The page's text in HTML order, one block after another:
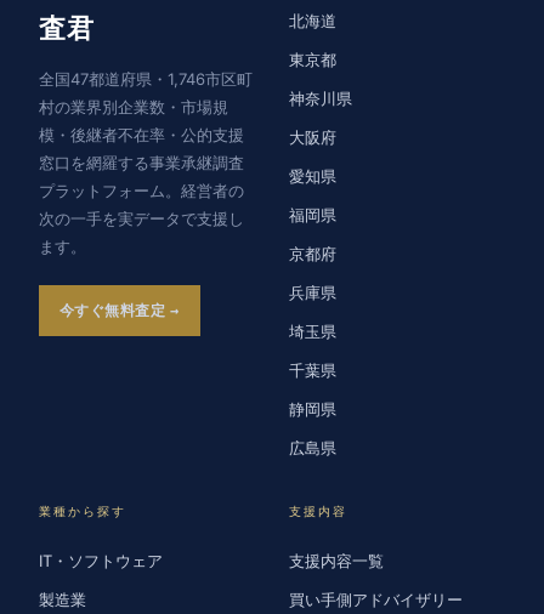
査君
全国47都道府県・1,746市区町
村の業界別企業数・市場規
模・後継者不在率・公的支援
窓口を網羅する事業承継調査
プラットフォーム。経営者の
次の一手を実データで支援し
ます。
今すぐ無料査定
北海道
東京都
神奈川県
大阪府
愛知県
福岡県
京都府
兵庫県
埼玉県
千葉県
静岡県
広島県
業種から探す
IT・ソフトウェア
製造業
支援内容
支援内容一覧
買い手側アドバイザリー